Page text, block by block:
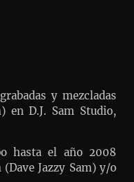
y mezcladas
en D.J. Sam Studio,
hasta el año 2008
Jazzy Sam) y/o